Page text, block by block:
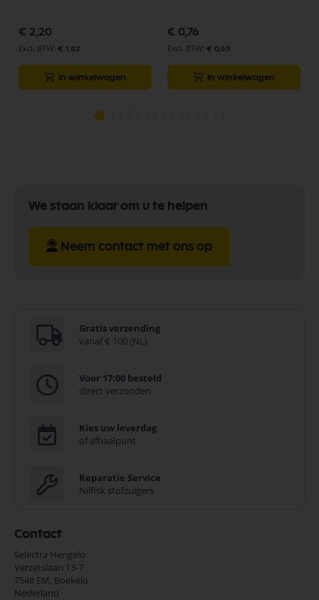
€ 2,20
€ 1,82
In winkelwagen
€ 0,76
€ 0,63
In winkelwagen
We staan klaar om u te helpen
Neem contact met ons op
Gratis verzending
vanaf € 100 (NL)
Voor 17:00 besteld
direct verzonden
Kies uw leverdag
of afhaalpunt
Reparatie Service
Nilfisk stofzuigers
Contact
Selectra Hengelo
Verzetslaan 13-7
7548 EM, Boekelo
Nederland